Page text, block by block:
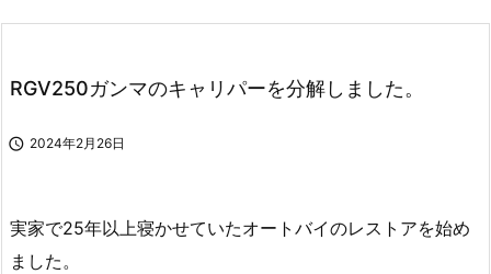
RGV250ガンマのキャリパーを分解しました。
 2024年2月26日
実家で25年以上寝かせていたオートバイのレストアを始め
ました。